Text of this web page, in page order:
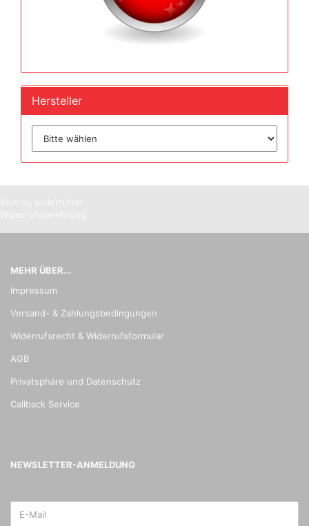
Hersteller
MEHR ÜBER...
Impressum
Versand- & Zahlungsbedingungen
Widerrufsrecht & Widerrufsformular
AGB
Privatsphäre und Datenschutz
Callback Service
NEWSLETTER-ANMELDUNG